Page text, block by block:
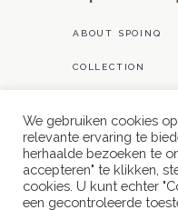
ABOUT SPOINQ
COLLECTION
CONTACT
We gebruiken cookies
relevante ervaring te
herhaalde bezoeken te
accepteren" te klikken,
cookies. U kunt echter
een ​​gecontroleerde